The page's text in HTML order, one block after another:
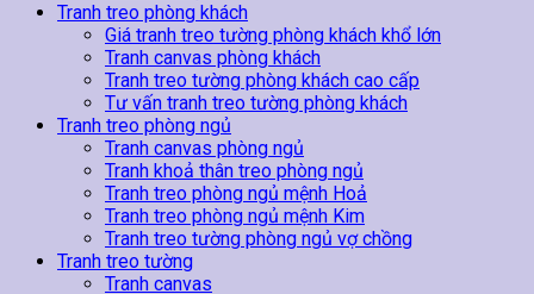
Tranh treo phòng khách
Giá tranh treo tường phòng khách khổ lớn
Tranh canvas phòng khách
Tranh treo tường phòng khách cao cấp
Tư vấn tranh treo tường phòng khách
Tranh treo phòng ngủ
Tranh canvas phòng ngủ
Tranh khoả thân treo phòng ngủ
Tranh treo phòng ngủ mệnh Hoả
Tranh treo phòng ngủ mệnh Kim
Tranh treo tường phòng ngủ vợ chồng
Tranh treo tường
Tranh canvas